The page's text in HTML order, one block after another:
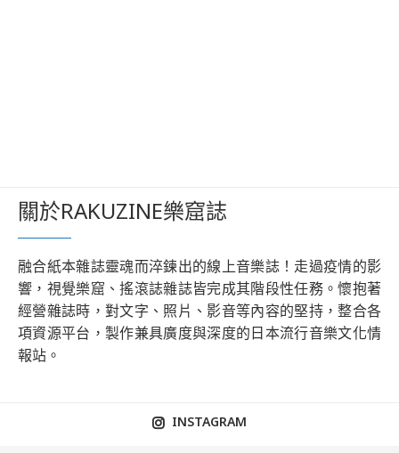
關於RAKUZINE樂窟誌
融合紙本雜誌靈魂而淬鍊出的線上音樂誌！走過疫情的影
響，視覺樂窟、搖滾誌雜誌皆完成其階段性任務。懷抱著
經營雜誌時，對文字、照片、影音等內容的堅持，整合各
項資源平台，製作兼具廣度與深度的日本流行音樂文化情
報站。
INSTAGRAM